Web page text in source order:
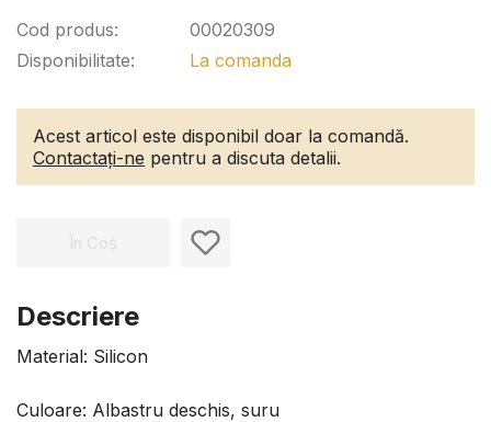
Cod produs:
Disponibilitate:
00020309
La comanda
Acest articol este disponibil doar la comandă.
Contactați-ne pentru a discuta detalii.
În Coș
Descriere
Material: Silicon
Culoare: Albastru deschis, suru